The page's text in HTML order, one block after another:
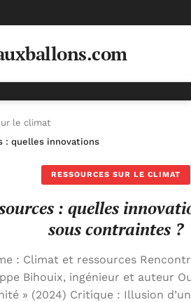
le climat
: quelles innovations pour un avenir
RESSOURCES SUR LE CLIMAT
: quelles
sous contraintes ?
: Climat et ressources
Bihouix, ingénieur et auteur
» (2024) Critique : Illusion